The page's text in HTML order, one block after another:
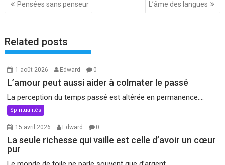
de
Pensées sans penseur L’âme des langues
Related posts
1 août 2026 Edward 0
L’amour peut aussi aider à colmater le passé
La perception du temps passé est altérée en permanence....
Spiritualités
15 avril 2026 Edward 0
La seule richesse qui vaille est celle d’avoir un cœur
pur